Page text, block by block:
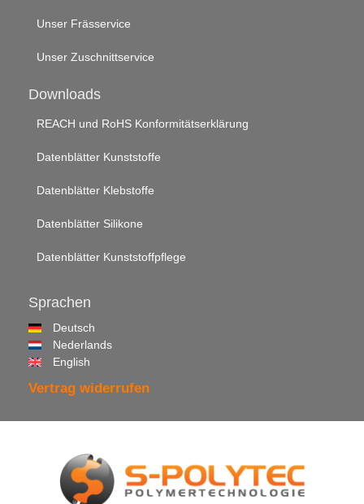
Unser Frässervice
Unser Zuschnittservice
Downloads
REACH und RoHS Konformitätserklärung
Datenblätter Kunststoffe
Datenblätter Klebstoffe
Datenblätter Silikone
Datenblätter Kunststoffpflege
Sprachen
Deutsch
Nederlands
English
Vertrag widerrufen